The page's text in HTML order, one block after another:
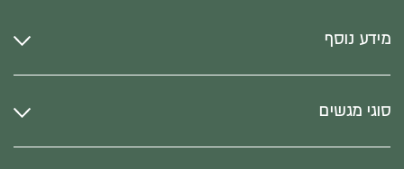
מידע נוסף
סוגי מגשים